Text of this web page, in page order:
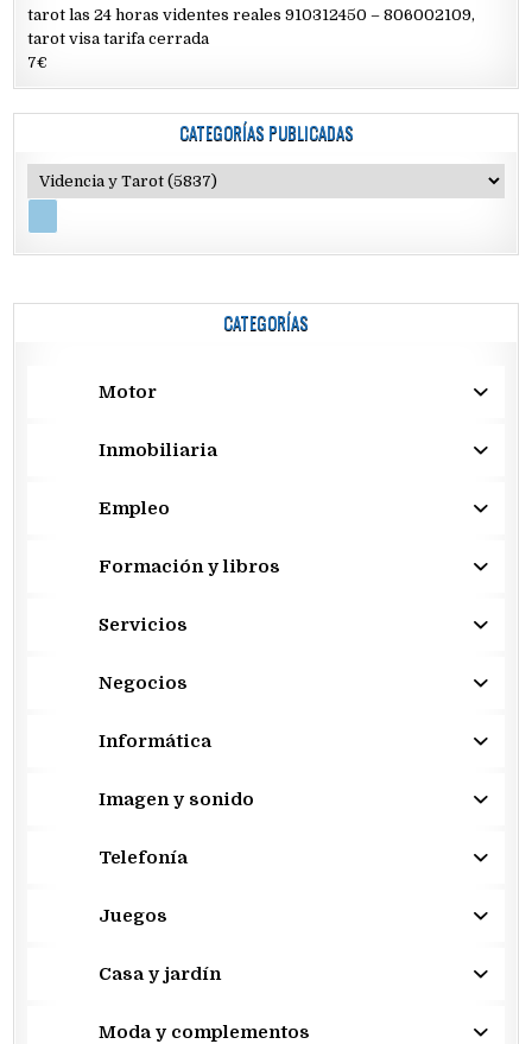
tarot las 24 horas videntes reales 910312450 – 806002109,
tarot visa tarifa cerrada
7€
CATEGORÍAS PUBLICADAS
CATEGORÍAS
Motor
Inmobiliaria
Empleo
Formación y libros
Servicios
Negocios
Informática
Imagen y sonido
Telefonía
Juegos
Casa y jardín
Moda y complementos